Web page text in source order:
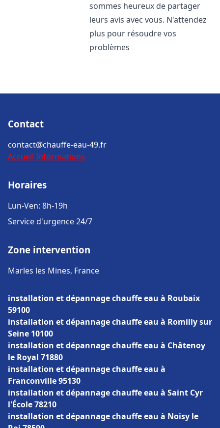
sommes heureux de partager
leurs avis avec vous. N'attendez
plus pour résoudre vos
problèmes
Contact
contact@chauffe-eau-49.fr
Accueil Informations
Horaires
Lun-Ven: 8h-19h
Service d'urgence 24/7
Zone intervention
Marles les Mines, France
installation et dépannage chauffe eau à Roubaix
59100
installation et dépannage chauffe eau à Romilly sur
Seine 10100
installation et dépannage chauffe eau à Châtenoy
le Royal 71880
installation et dépannage chauffe eau à
Franconville 95130
installation et dépannage chauffe eau à Saint Cyr
l'École 78210
installation et dépannage chauffe eau à Noisy le